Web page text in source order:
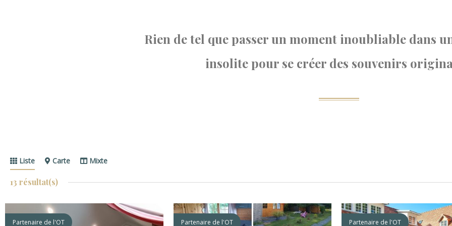
Rien de tel que passer un moment inoubliable dans
insolite pour se créer des souvenirs
Liste Carte Mixte
13 résultat(s)
Partenaire de l'OT Partenaire de l'OT Partenaire de l'OT